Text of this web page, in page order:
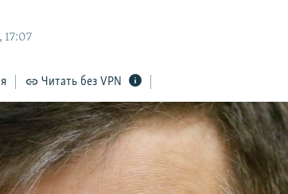
17:07
Читать без VPN